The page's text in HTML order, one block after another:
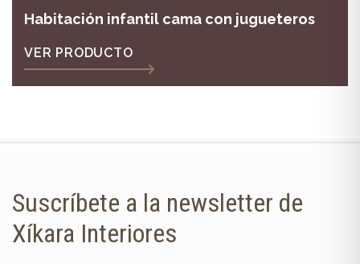
Habitación infantil cama con jugueteros
VER PRODUCTO
Suscríbete a la newsletter de
Xíkara Interiores